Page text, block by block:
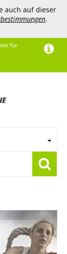
auch auf dieser
.
für